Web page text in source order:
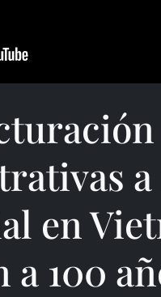
en
a 100